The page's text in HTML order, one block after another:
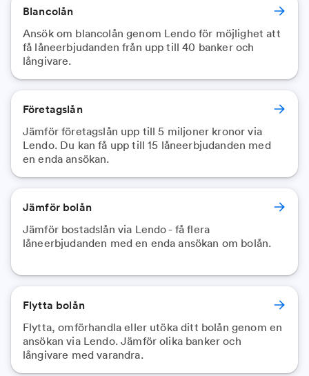
Blancolån
Ansök om blancolån genom Lendo för möjlighet att
få låneerbjudanden från upp till 40 banker och
långivare.
Företagslån
Jämför företagslån upp till 5 miljoner kronor via
Lendo. Du kan få upp till 15 låneerbjudanden med
en enda ansökan.
Jämför bolån
Jämför bostadslån via Lendo - få flera
låneerbjudanden med en enda ansökan om bolån.
Flytta bolån
Flytta, omförhandla eller utöka ditt bolån genom en
ansökan via Lendo. Jämför olika banker och
långivare med varandra.